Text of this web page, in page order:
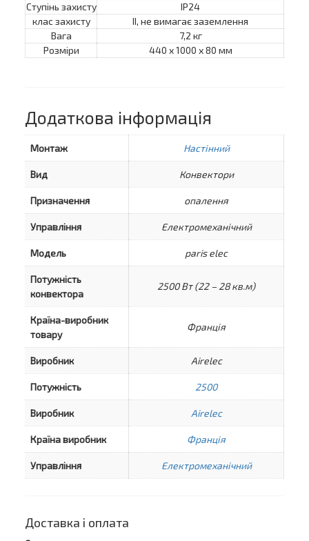
Ступінь захисту
IP24
клас захисту
II, не вимагає заземлення
Вага
7,2 кг
Розміри
440 х 1000 х 80 мм
Додаткова інформація
Монтаж Настінний
Вид Конвектори
Призначення опалення
Управління Електромеханічний
Модель paris elec
Потужність
конвектора
2500 Вт (22 – 28 кв.м)
Країна-виробник
товару
Франція
Виробник Airelec
Потужність 2500
Виробник Airelec
Країна виробник Франція
Управління Електромеханічний
Доставка і оплата